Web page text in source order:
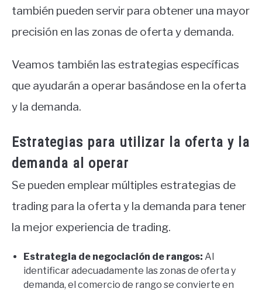
también pueden servir para obtener una mayor
precisión en las zonas de oferta y demanda.
Veamos también las estrategias específicas
que ayudarán a operar basándose en la oferta
y la demanda.
Estrategias para utilizar la oferta y la
demanda al operar
Se pueden emplear múltiples estrategias de
trading para la oferta y la demanda para tener
la mejor experiencia de trading.
Estrategia de negociación de rangos: Al
identificar adecuadamente las zonas de oferta y
demanda, el comercio de rango se convierte en